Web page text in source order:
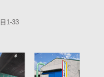
1-33